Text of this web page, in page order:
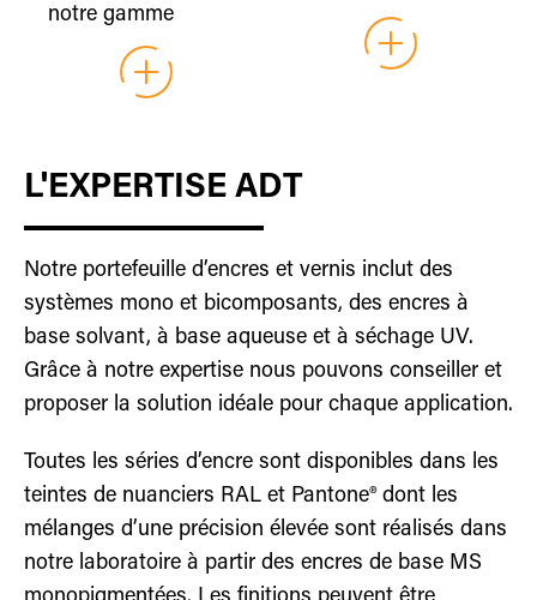
garantissent un
marquage durable et
performant.
notre gamme
d’encres de
sérigraphie, nous
sélection complète
indispensables à
vos impressions.
Racles, équipements
UV et autres outils
spécialisés vous
assurent une
solution clé en main,
parfaitement
adaptée à vos
exigences
garantissent des
impressions de
l’optimisation de
l’impression sur des
objets aux formes
diverses, grâce à
des solutions
automatiques ou
semi-automatiques
alliant précision et
performance.
L'EXPERTISE ADT
Notre portefeuille d’encres et vernis inclut des
systèmes mono et bicomposants, des encres à
base solvant, à base aqueuse et à séchage UV.
Grâce à notre expertise nous pouvons conseiller et
proposer la solution idéale pour chaque application.
Toutes les séries d’encre sont disponibles dans les
teintes de nuanciers RAL et Pantone® dont les
mélanges d’une précision élevée sont réalisés dans
notre laboratoire à partir des encres de base MS